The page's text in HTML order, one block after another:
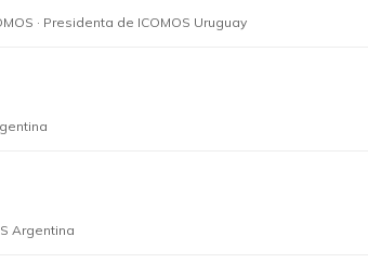
· Presidenta de ICOMOS Uruguay
Argentina